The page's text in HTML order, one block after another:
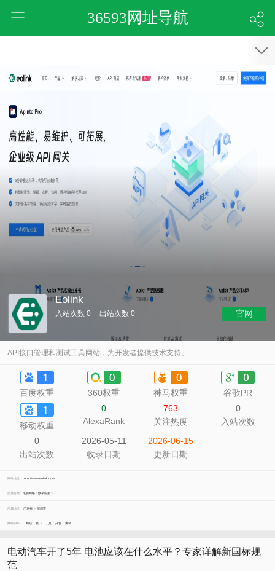
36593网址导航
Eolink
入站次数 0 出站次数 0 官网
API接口管理和测试工具网站，为开发者提供技术支持。
百度权重 360权重 神马权重 谷歌PR
移动权重
0
AlexaRank
763
关注热度
0
入站次数
0
出站次数
2026-05-11
收录日期
2026-06-15
更新日期
网站地址： https://www.eolink.com
所属分类： 电脑网络>数字应用>
所属地区： 广东省> 深圳市
网站TAG： 网站 接口 工具 开发 测试
电动汽车开了5年 电池应该在什么水平？专家详解新国标规
范